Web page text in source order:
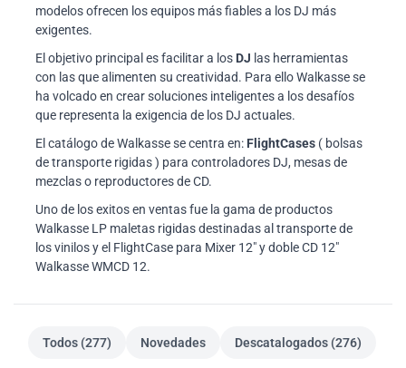
modelos ofrecen los equipos más fiables a los DJ más
exigentes.
El objetivo principal es facilitar a los DJ las herramientas
con las que alimenten su creatividad. Para ello Walkasse se
ha volcado en crear soluciones inteligentes a los desafíos
que representa la exigencia de los DJ actuales.
El catálogo de Walkasse se centra en: FlightCases ( bolsas
de transporte rigidas ) para controladores DJ, mesas de
mezclas o reproductores de CD.
Uno de los exitos en ventas fue la gama de productos
Walkasse LP maletas rigidas destinadas al transporte de
los vinilos y el FlightCase para Mixer 12" y doble CD 12"
Walkasse WMCD 12.
Todos (277) Novedades Descatalogados (276)